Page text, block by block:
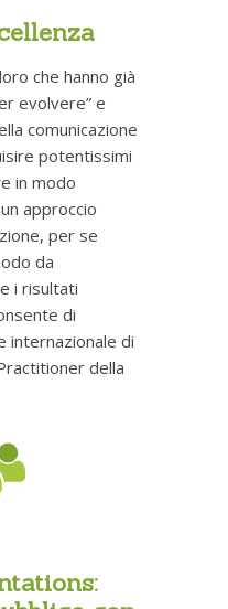
che hanno già
evolvere” e
comunicazione
potentissimi
in modo
approccio
per se
da
i risultati
di
internazionale di
della